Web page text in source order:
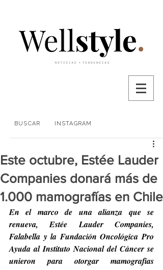
BUSCAR INSTAGRAM
Este octubre, Estée Lauder
Companies donará más de
1.000 mamografías en Chile
En el marco de una alianza que se
renueva, Estée Lauder Companies,
Falabella y la Fundación Oncológica Pro
Ayuda al Instituto Nacional del Cáncer se
unieron para otorgar mamografías